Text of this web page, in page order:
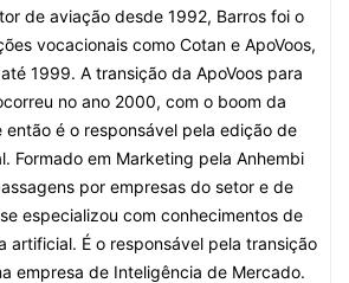
de aviação desde 1992, Barros foi o
vocacionais como Cotan e ApoVoos,
1999. A transição da ApoVoos para
no ano 2000, com o boom da
então é o responsável pela edição de
Formado em Marketing pela Anhembi
por empresas do setor e de
especializou com conhecimentos de
artificial. É o responsável pela transição
empresa de Inteligência de Mercado.